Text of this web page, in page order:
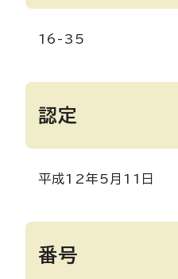
16-35
認定
平成12年5月11日
番号